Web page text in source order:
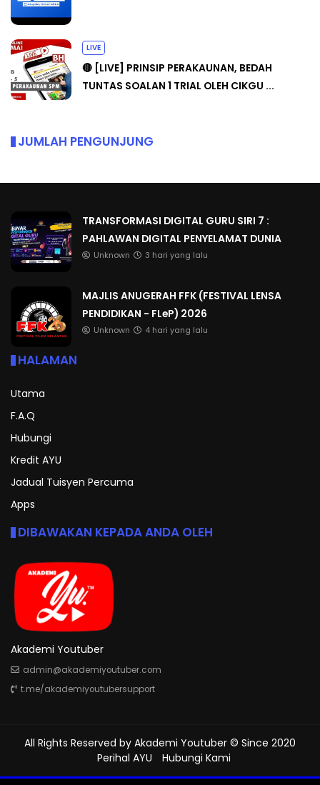
LIVE
🔴 [LIVE] PRINSIP PERAKAUNAN, BEDAH
TUNTAS SOALAN 1 TRIAL OLEH CIKGU ...
JUMLAH PENGUNJUNG
TRANSFORMASI DIGITAL GURU SIRI 7 :
PAHLAWAN DIGITAL PENYELAMAT DUNIA
Unknown 3 hari yang lalu
MAJLIS ANUGERAH FFK (FESTIVAL LENSA
PENDIDIKAN - FLeP) 2026
Unknown 4 hari yang lalu
HALAMAN
Utama
F.A.Q
Hubungi
Kredit AYU
Jadual Tuisyen Percuma
Apps
DIBAWAKAN KEPADA ANDA OLEH
Akademi Youtuber
admin@akademiyoutuber.com
t.me/akademiyoutubersupport
All Rights Reserved by Akademi Youtuber © Since 2020
Perihal AYU
Hubungi Kami